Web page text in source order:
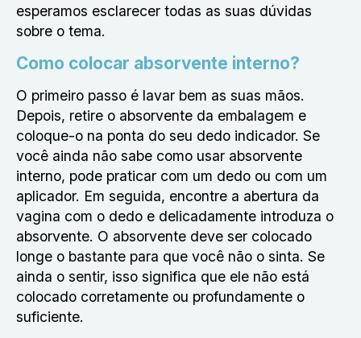
esperamos esclarecer todas as suas dúvidas
sobre o tema.
Como colocar absorvente interno?
O primeiro passo é lavar bem as suas mãos.
Depois, retire o absorvente da embalagem e
coloque-o na ponta do seu dedo indicador. Se
você ainda não sabe como usar absorvente
interno, pode praticar com um dedo ou com um
aplicador. Em seguida, encontre a abertura da
vagina com o dedo e delicadamente introduza o
absorvente. O absorvente deve ser colocado
longe o bastante para que você não o sinta. Se
ainda o sentir, isso significa que ele não está
colocado corretamente ou profundamente o
suficiente.